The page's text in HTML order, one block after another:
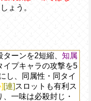
ょう。
ーンを2短縮、 知属
イプキャラの攻撃を5
し、同属性・同タイ
[連] スロットも有利ス
、一味は必殺封じ・